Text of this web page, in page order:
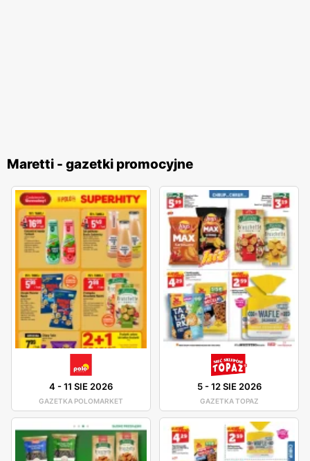
Maretti - gazetki promocyjne
4 -11 SIE 2026
GAZETKA POLOMARKET
5-12 SIE 2026
GAZETKA TOPAZ